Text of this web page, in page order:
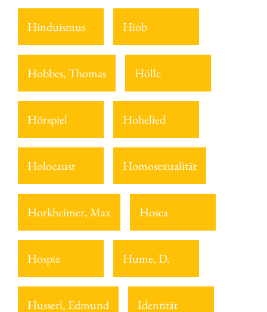
Hinduismus Hiob
Hobbes, Thomas Hölle
Hörspiel Hohelied
Holocaust Homosexualität
Horkheimer, Max Hosea
Hospiz Hume, D.
Husserl, Edmund Identität